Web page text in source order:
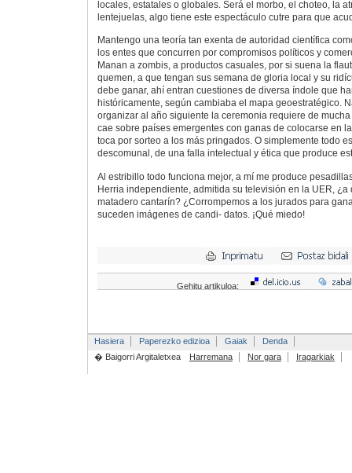
locales, estatales o globales. Será el morbo, el choteo, la
lentejuelas, algo tiene este espectáculo cutre para que
Mantengo una teoría tan exenta de autoridad científica
los entes que concurren por compromisos políticos y
Manan a zombis, a productos casuales, por si suena la
quemen, a que tengan sus semana de gloria local y su
debe ganar, ahí entran cuestiones de diversa índole que
históricamente, según cambiaba el mapa geoestratégico.
organizar al año siguiente la ceremonia requiere de
cae sobre países emergentes con ganas de colocarse en
toca por sorteo a los más pringados. O simplemente todo
descomunal, de una falla intelectual y ética que produce
Al estribillo todo funciona mejor, a mí me produce
Herria independiente, admitida su televisión en la UER, ¿a
matadero cantarín? ¿Corrompemos a los jurados para
suceden imágenes de candi- datos. ¡Qué miedo!
Gehitu artikuloa:
Hasiera Paperezko edizioa Gaiak
Denda
� Baigorri Argitaletxea
Harremana Nor gara Iragarkiak